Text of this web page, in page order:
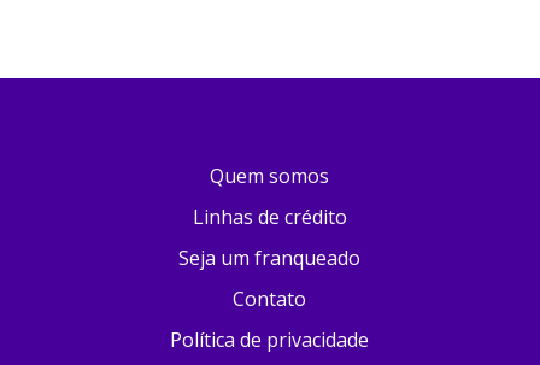
Quem somos
Linhas de crédito
Seja um franqueado
Contato
Política de privacidade